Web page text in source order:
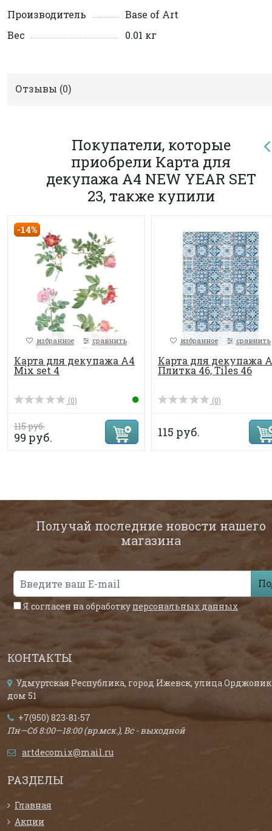
Производитель
Base of Art
Вес
0.01 кг
Отзывы (0)
Покупатели, которые
приобрели Карта для
декупажа А4 NEW YEAR SET
23, также купили
-14%
избранное сравнить
Карта для декупажа А4
Mix set 4
(0)
115 руб.
99 руб.
избранное сравнить
Карта для декупажа
Плитка 46, Tiles 46
(0)
115 руб.
Получай последние новости нашего
магазина
Я согласен на обработку персональных данных
КОНТАКТЫ
Удмуртская Республика, город Ижевск, улица
дом 51
+7(950) 823-81-57
Пн—Сб 8:00—18:00 (вр.мск.), Вс - выходной
artdecomix@mail.ru
РАЗДЕЛЫ
Главная
Акции